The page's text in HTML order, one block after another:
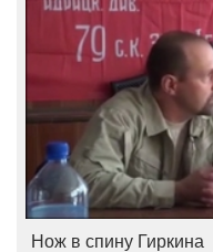
Нож в спину Гиркина